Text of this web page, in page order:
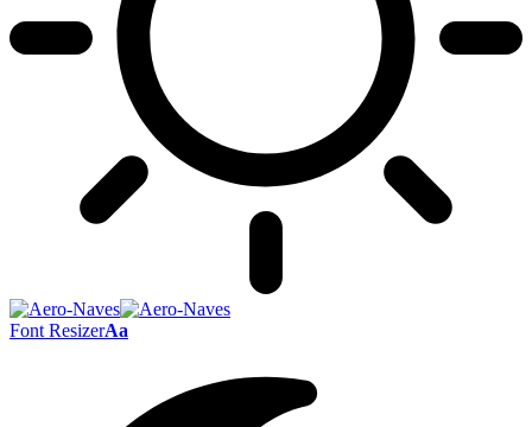
Font ResizerAa